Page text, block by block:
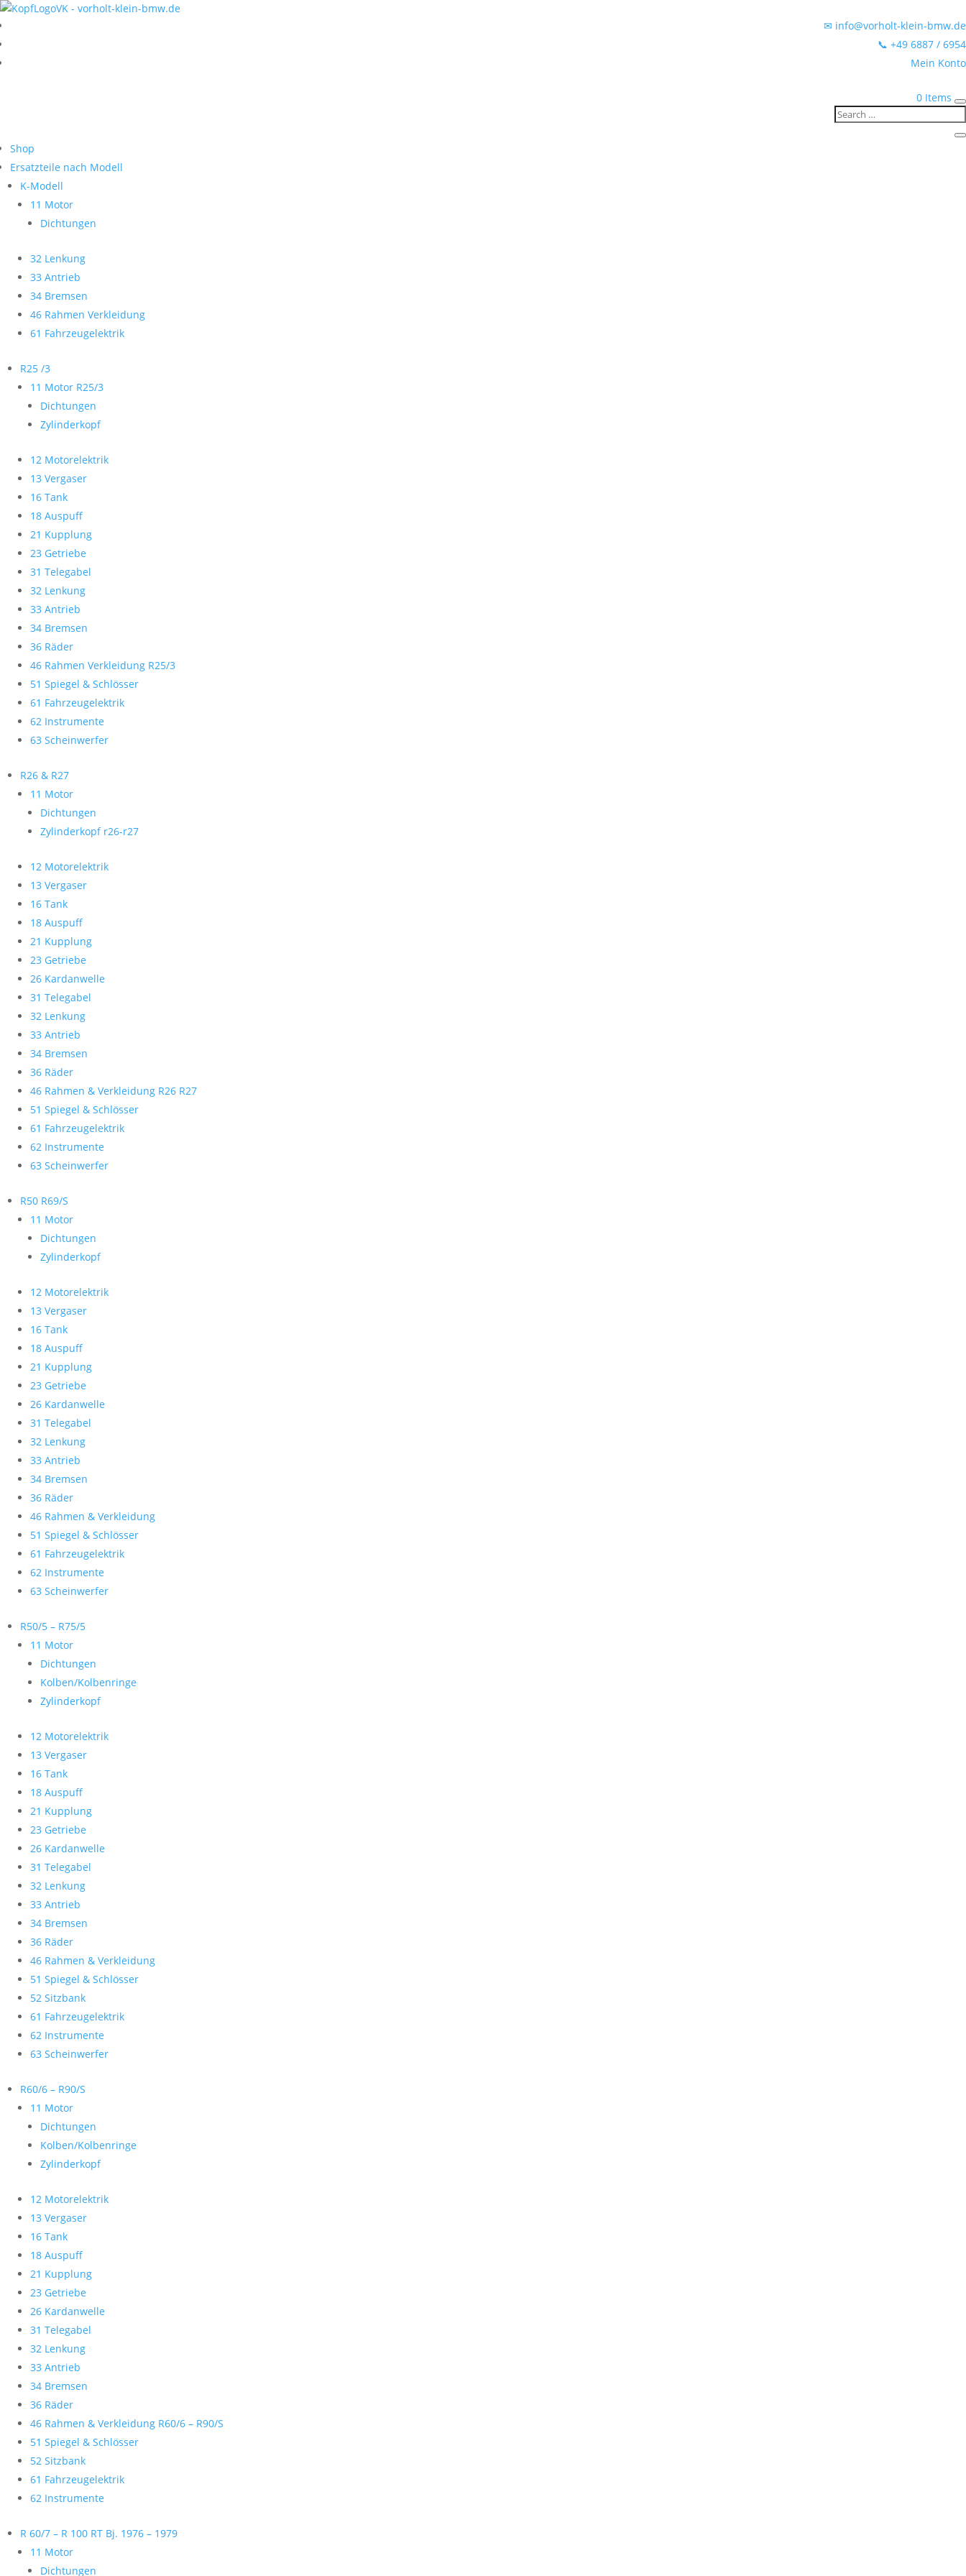
✉ info@vorholt-klein-bmw.de
📞 +49 6887 / 6954
Mein Konto
0 Items
Shop
Ersatzteile nach Modell
K-Modell
11 Motor
Dichtungen
32 Lenkung
33 Antrieb
34 Bremsen
46 Rahmen Verkleidung
61 Fahrzeugelektrik
R25 /3
11 Motor R25/3
Dichtungen
Zylinderkopf
12 Motorelektrik
13 Vergaser
16 Tank
18 Auspuff
21 Kupplung
23 Getriebe
31 Telegabel
32 Lenkung
33 Antrieb
34 Bremsen
36 Räder
46 Rahmen Verkleidung R25/3
51 Spiegel & Schlösser
61 Fahrzeugelektrik
62 Instrumente
63 Scheinwerfer
R26 & R27
11 Motor
Dichtungen
Zylinderkopf r26-r27
12 Motorelektrik
13 Vergaser
16 Tank
18 Auspuff
21 Kupplung
23 Getriebe
26 Kardanwelle
31 Telegabel
32 Lenkung
33 Antrieb
34 Bremsen
36 Räder
46 Rahmen & Verkleidung R26 R27
51 Spiegel & Schlösser
61 Fahrzeugelektrik
62 Instrumente
63 Scheinwerfer
R50 R69/S
11 Motor
Dichtungen
Zylinderkopf
12 Motorelektrik
13 Vergaser
16 Tank
18 Auspuff
21 Kupplung
23 Getriebe
26 Kardanwelle
31 Telegabel
32 Lenkung
33 Antrieb
34 Bremsen
36 Räder
46 Rahmen & Verkleidung
51 Spiegel & Schlösser
61 Fahrzeugelektrik
62 Instrumente
63 Scheinwerfer
R50/5 – R75/5
11 Motor
Dichtungen
Kolben/Kolbenringe
Zylinderkopf
12 Motorelektrik
13 Vergaser
16 Tank
18 Auspuff
21 Kupplung
23 Getriebe
26 Kardanwelle
31 Telegabel
32 Lenkung
33 Antrieb
34 Bremsen
36 Räder
46 Rahmen & Verkleidung
51 Spiegel & Schlösser
52 Sitzbank
61 Fahrzeugelektrik
62 Instrumente
63 Scheinwerfer
R60/6 – R90/S
11 Motor
Dichtungen
Kolben/Kolbenringe
Zylinderkopf
12 Motorelektrik
13 Vergaser
16 Tank
18 Auspuff
21 Kupplung
23 Getriebe
26 Kardanwelle
31 Telegabel
32 Lenkung
33 Antrieb
34 Bremsen
36 Räder
46 Rahmen & Verkleidung R60/6 – R90/S
51 Spiegel & Schlösser
52 Sitzbank
61 Fahrzeugelektrik
62 Instrumente
R 60/7 – R 100 RT Bj. 1976 – 1979
11 Motor
Dichtungen